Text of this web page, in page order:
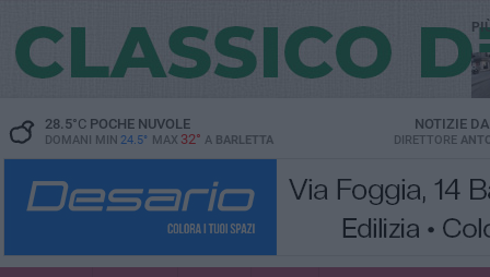
28.5°CPOCHE NUVOLE
DOMANI MIN 24.5° MAX 32° A BARLETTA
NOTIZIE
DIRETTORE